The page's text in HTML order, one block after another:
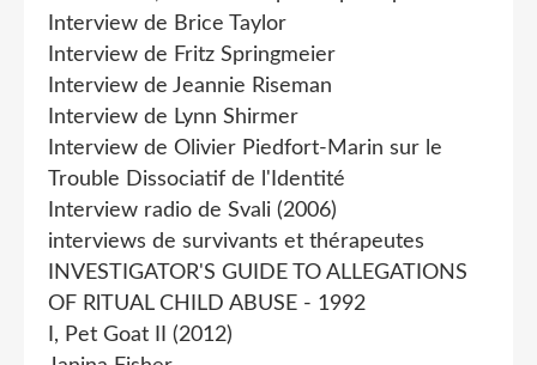
Interview de Brice Taylor
Interview de Fritz Springmeier
Interview de Jeannie Riseman
Interview de Lynn Shirmer
Interview de Olivier Piedfort-Marin sur le
Trouble Dissociatif de l'Identité
Interview radio de Svali (2006)
interviews de survivants et thérapeutes
INVESTIGATOR'S GUIDE TO ALLEGATIONS
OF RlTUAL CHILD ABUSE - 1992
I, Pet Goat II (2012)